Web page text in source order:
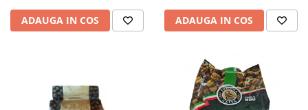
ADAUGA IN COS ADAUGA IN COS